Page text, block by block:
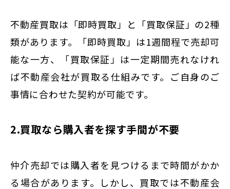
不動産買取は「即時買取」と「買取保証」の2種
類があります。「即時買取」は1週間程で売却可
能な一方、「買取保証」は一定期間売れなけれ
ば不動産会社が買取る仕組みです。ご自身のご
事情に合わせた契約が可能です。
2.買取なら購入者を探す手間が不要
仲介売却では購入者を見つけるまで時間がかか
る場合があります。しかし、買取では不動産会